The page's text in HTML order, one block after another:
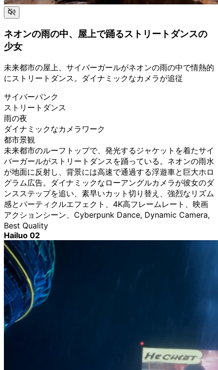
ネオンの雨の中、屋上で踊るストリートダンスの
少女
未来都市の屋上、サイバーガールがネオンの雨の中で情熱的
にストリートダンス。ダイナミックなカメラが追従
サイバーパンク
ストリートダンス
雨の夜
ダイナミックなカメラワーク
都市景観
未来都市のルーフトップで、発光するジャケットを着たサイ
バーガールがストリートダンスを踊っている。ネオンの雨水
が地面に反射し、背景には高速で通過する浮遊車と巨大ホロ
グラム広告。ダイナミックなローアングルカメラが彼女のダ
ンスステップを追い、素早いカット切り替え、強烈なリズム
感とパーティクルエフェクト、4K高フレームレート、映画
アクションシーン、Cyberpunk Dance, Dynamic Camera,
Best Quality
Hailuo 02